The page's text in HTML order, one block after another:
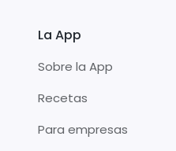
La App
Sobre la App
Recetas
Para empresas